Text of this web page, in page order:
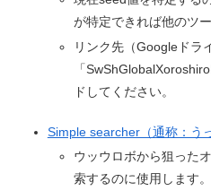
が特定できれば他のツ
リンク先（Googleドラ
「
ドしてください。
Simple searcher（通称：う
ウッウロボから狙った
索するのに使用します。